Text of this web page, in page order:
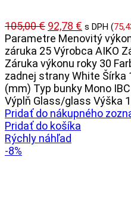
105,00€ Pôvodná
cena
bola:
105,00 €.
92,78 € Aktuálna
cena
je:
92,78 €.
s DPH (
Parametre Menovitý
záruka 25 Výrobca AIKO
Záruka výkonu roky 30
zadnej strany White Šírka
(mm) Typ bunky Mono
Výplň Glass/glass Výška
Pridať do nákupného
Pridať do košíka
Rýchly náhľad
-8%